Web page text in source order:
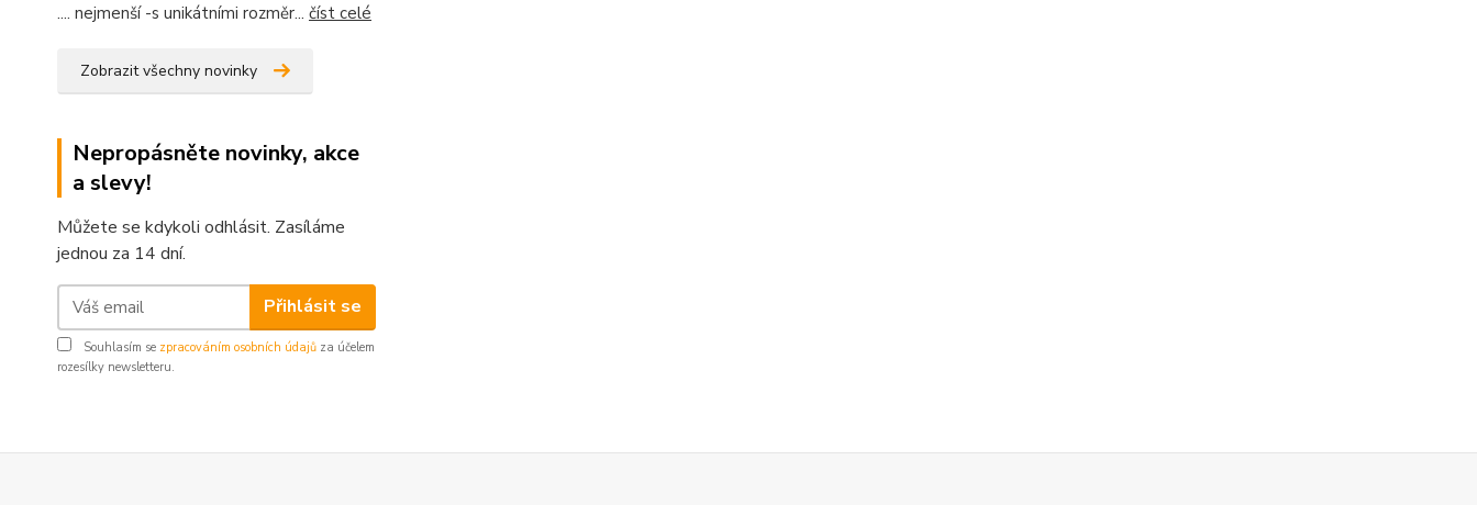
.... nejmenší -s unikátními rozměr... číst celé
Zobrazit všechny novinky
Nepropásněte novinky, akce
a slevy!
Můžete se kdykoli odhlásit. Zasíláme
jednou za 14 dní.
Přihlásit se
Souhlasím se zpracováním osobních údajů za účelem
rozesílky newsletteru.